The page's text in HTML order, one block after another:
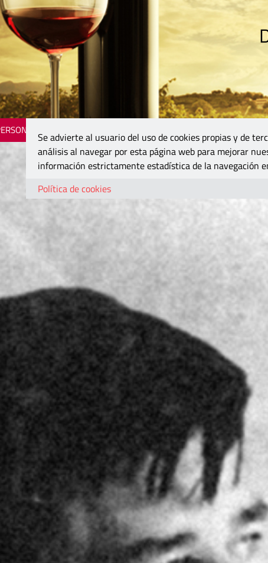
Se advierte al usuario del uso de cookies propias y de
análisis al navegar por esta página web para mejorar
información estrictamente estadística de la navegación
Política de cookies